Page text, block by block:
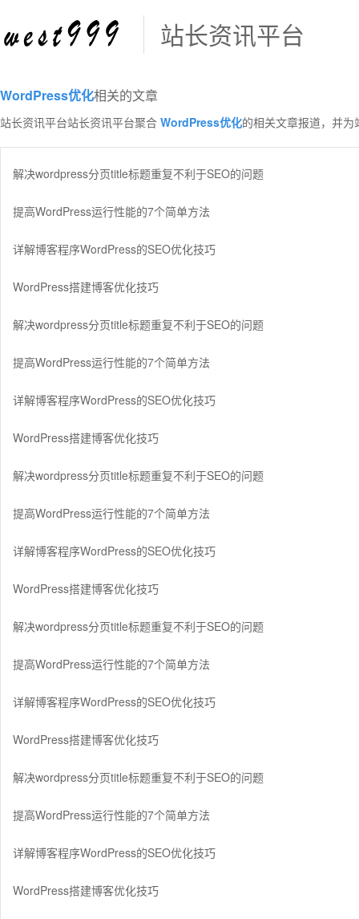
站长资讯平台
WordPress优化相关的文章
站长资讯平台站长资讯平台聚合 WordPress优化的相关文章报道，并
解决wordpress分页title标题重复不利于SEO的问题
提高WordPress运行性能的7个简单方法
详解博客程序WordPress的SEO优化技巧
WordPress搭建博客优化技巧
解决wordpress分页title标题重复不利于SEO的问题
提高WordPress运行性能的7个简单方法
详解博客程序WordPress的SEO优化技巧
WordPress搭建博客优化技巧
解决wordpress分页title标题重复不利于SEO的问题
提高WordPress运行性能的7个简单方法
详解博客程序WordPress的SEO优化技巧
WordPress搭建博客优化技巧
解决wordpress分页title标题重复不利于SEO的问题
提高WordPress运行性能的7个简单方法
详解博客程序WordPress的SEO优化技巧
WordPress搭建博客优化技巧
解决wordpress分页title标题重复不利于SEO的问题
提高WordPress运行性能的7个简单方法
详解博客程序WordPress的SEO优化技巧
WordPress搭建博客优化技巧